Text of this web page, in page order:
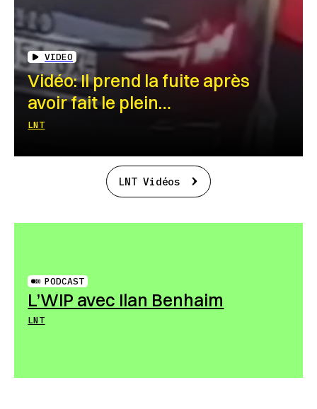
VIDEO
Vidéo: Il prend la fuite après
avoir fait le plein…
LNT
LNT Vidéos
PODCAST
L’WIP avec Ilan Benhaim
LNT